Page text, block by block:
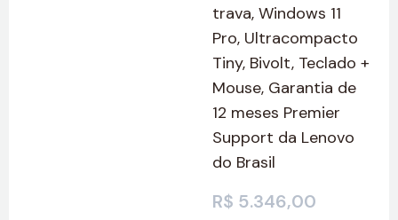
trava, Windows 11
Pro, Ultracompacto
Tiny, Bivolt, Teclado +
Mouse, Garantia de
12 meses Premier
Support da Lenovo
do Brasil
R$ 5.346,00